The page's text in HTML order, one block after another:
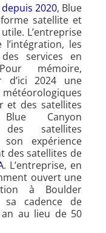
depuis 2020, Blue
satellite et
L’entreprise
les
services en
mémoire,
d’ici 2024 une
et des satellites
Canyon
des satellites
expérience
des satellites de
. L’entreprise, en
ouvert une
à Boulder
sa cadence de
au lieu de 50